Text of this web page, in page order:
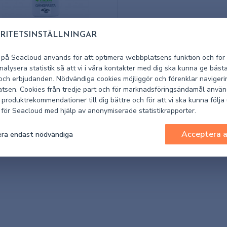
på Seacloud används för att optimera webbplatsens funktion och
statistik så att vi i våra kontakter med dig ska kunna ge
erbjudanden. Nödvändiga cookies möjliggör och förenklar
Cookies från tredje part och för marknadsföringsändamål
till dig bättre och för att vi ska kunna följa
Seacloud med hjälp av anonymiserade statistikrapporter.
endast nödvändiga Acceptera
TILIA 500G
lager